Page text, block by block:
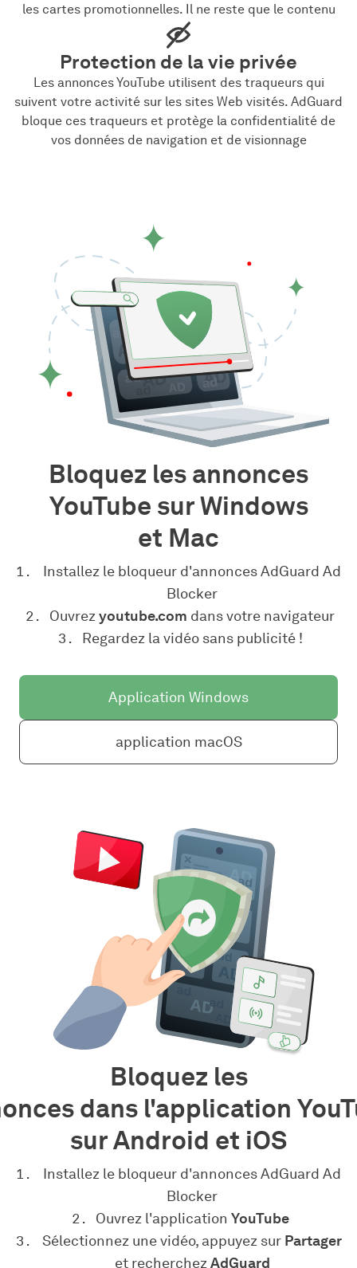
les cartes promotionnelles. Il ne reste que le contenu
Protection de la vie privée
Les annonces YouTube utilisent des traqueurs qui
suivent votre activité sur les sites Web visités. AdGuard
bloque ces traqueurs et protège la confidentialité de
vos données de navigation et de visionnage
Bloquez les annonces
YouTube sur Windows
et Mac
Installez le bloqueur d'annonces AdGuard Ad
Blocker
Ouvrezyoutube.com dans votre navigateur
Regardez la vidéo sans publicité !
Application Windows
application macOS
Bloquez les
dans l'application
sur Android et iOS
Installez le bloqueur d'annonces AdGuard Ad
Blocker
Ouvrez l'application YouTube
Sélectionnez une vidéo, appuyez sur Partager
et recherchezAdGuard